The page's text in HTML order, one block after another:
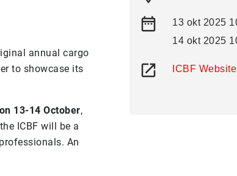
annual cargo
to showcase its
13-14 October,
ICBF will be a
An
13 okt 2025
14 okt 2025
ICBF Website